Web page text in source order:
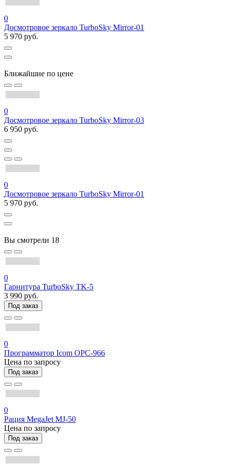
0
Досмотровое зеркало TurboSky Mirror-01
5 970 руб.
Ближайшие по цене
0
Досмотровое зеркало TurboSky Mirror-03
6 950 руб.
0
Досмотровое зеркало TurboSky Mirror-01
5 970 руб.
Вы смотрели 18
0
Гарнитура TurboSky TK-5
3 990 руб.
Под заказ
0
Программатор Icom OPC-966
Цена по запросу
Под заказ
0
Рация MegaJet MJ-50
Цена по запросу
Под заказ